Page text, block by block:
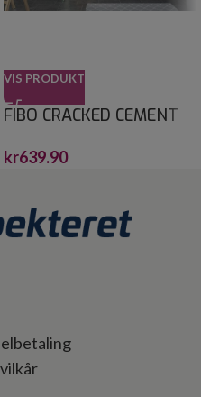
VIS PRODUKT
FIBO CRACKED CEMENT
kr639.90